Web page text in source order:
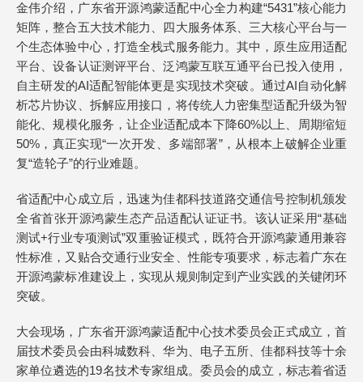
金伟介绍，广东省开源鸿蒙适配中心全力构建“5431”核心能力
矩阵，整合五大技术能力、四大服务体系、三大核心平台与一
个生态体验中心，打造全栈式服务能力。其中，原生应用适配
平台、设备认证测评平台、泛鸿蒙互联互通平台已投入使用，
自主研发的AI适配智能体更是实现技术突破。通过AI自动化解
析芯片协议、拆解应用接口，将传统人力密集型适配升级为智
能化、规模化服务，让企业适配成本下降60%以上、周期缩短
50%，真正实现“一次开发、多端部署”，从根本上破解企业重
复“造轮子”的行业难题。
省适配中心成立后，迅速为佳都科技道路交通信号控制机颁发
全省首张开源鸿蒙生态产品适配认证证书。该认证采用“基础
测试+行业专项测试”双重验证模式，既符合开源鸿蒙通用兼容
性标准，又贴合交通行业安全、性能专项要求，标志着广东在
开源鸿蒙标准建设上，实现从规则制定到产业实践的关键闭环
突破。
大会现场，广东省开源鸿蒙适配中心技术委员会正式成立，首
届技术委员会由科城数科、华为、电子五所、佳都科技等十余
家单位遴选的19名技术专家组成。委员会的成立，标志着省适